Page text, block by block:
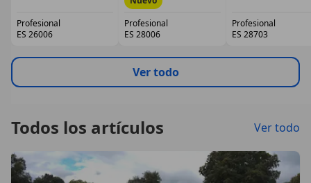
Profesional
ES 26006
Profesional
ES 28006
Profesional
ES 28703
Ver todo
Todos los artículos Ver todo